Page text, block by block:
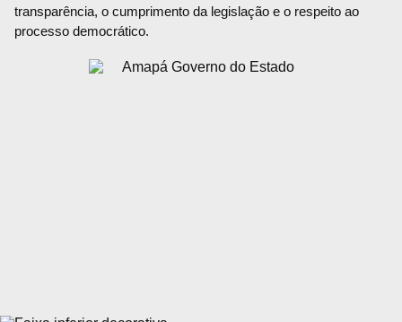
transparência, o cumprimento da legislação e o respeito ao
processo democrático.